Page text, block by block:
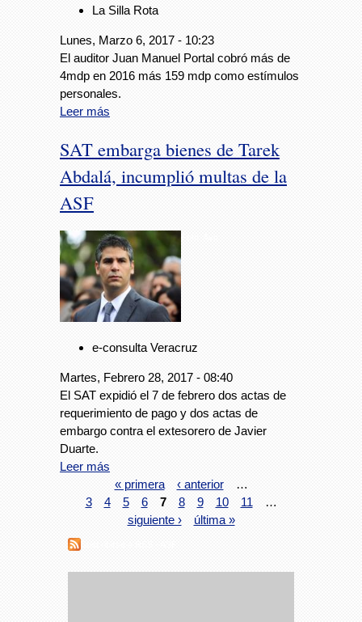
La Silla Rota
Lunes, Marzo 6, 2017 - 10:23
El auditor Juan Manuel Portal cobró más de
4mdp en 2016 más 159 mdp como estímulos
personales.
Leer más
SAT embarga bienes de Tarek
Abdalá, incumplió multas de la
ASF
e-consulta Veracruz
Martes, Febrero 28, 2017 - 08:40
El SAT expidió el 7 de febrero dos actas de
requerimiento de pago y dos actas de
embargo contra el extesorero de Javier
Duarte.
Leer más
« primera
‹ anterior
…
3
4 5 6 7 8 9 10 11
…
siguiente ›
última »